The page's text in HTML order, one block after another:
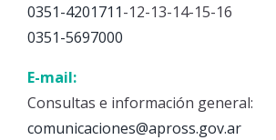
0351-4201711-12-13-14-15-16
0351-5697000
E-mail:
Consultas e información general:
comunicaciones@apross.gov.ar